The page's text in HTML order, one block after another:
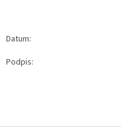
Datum:
Podpis: